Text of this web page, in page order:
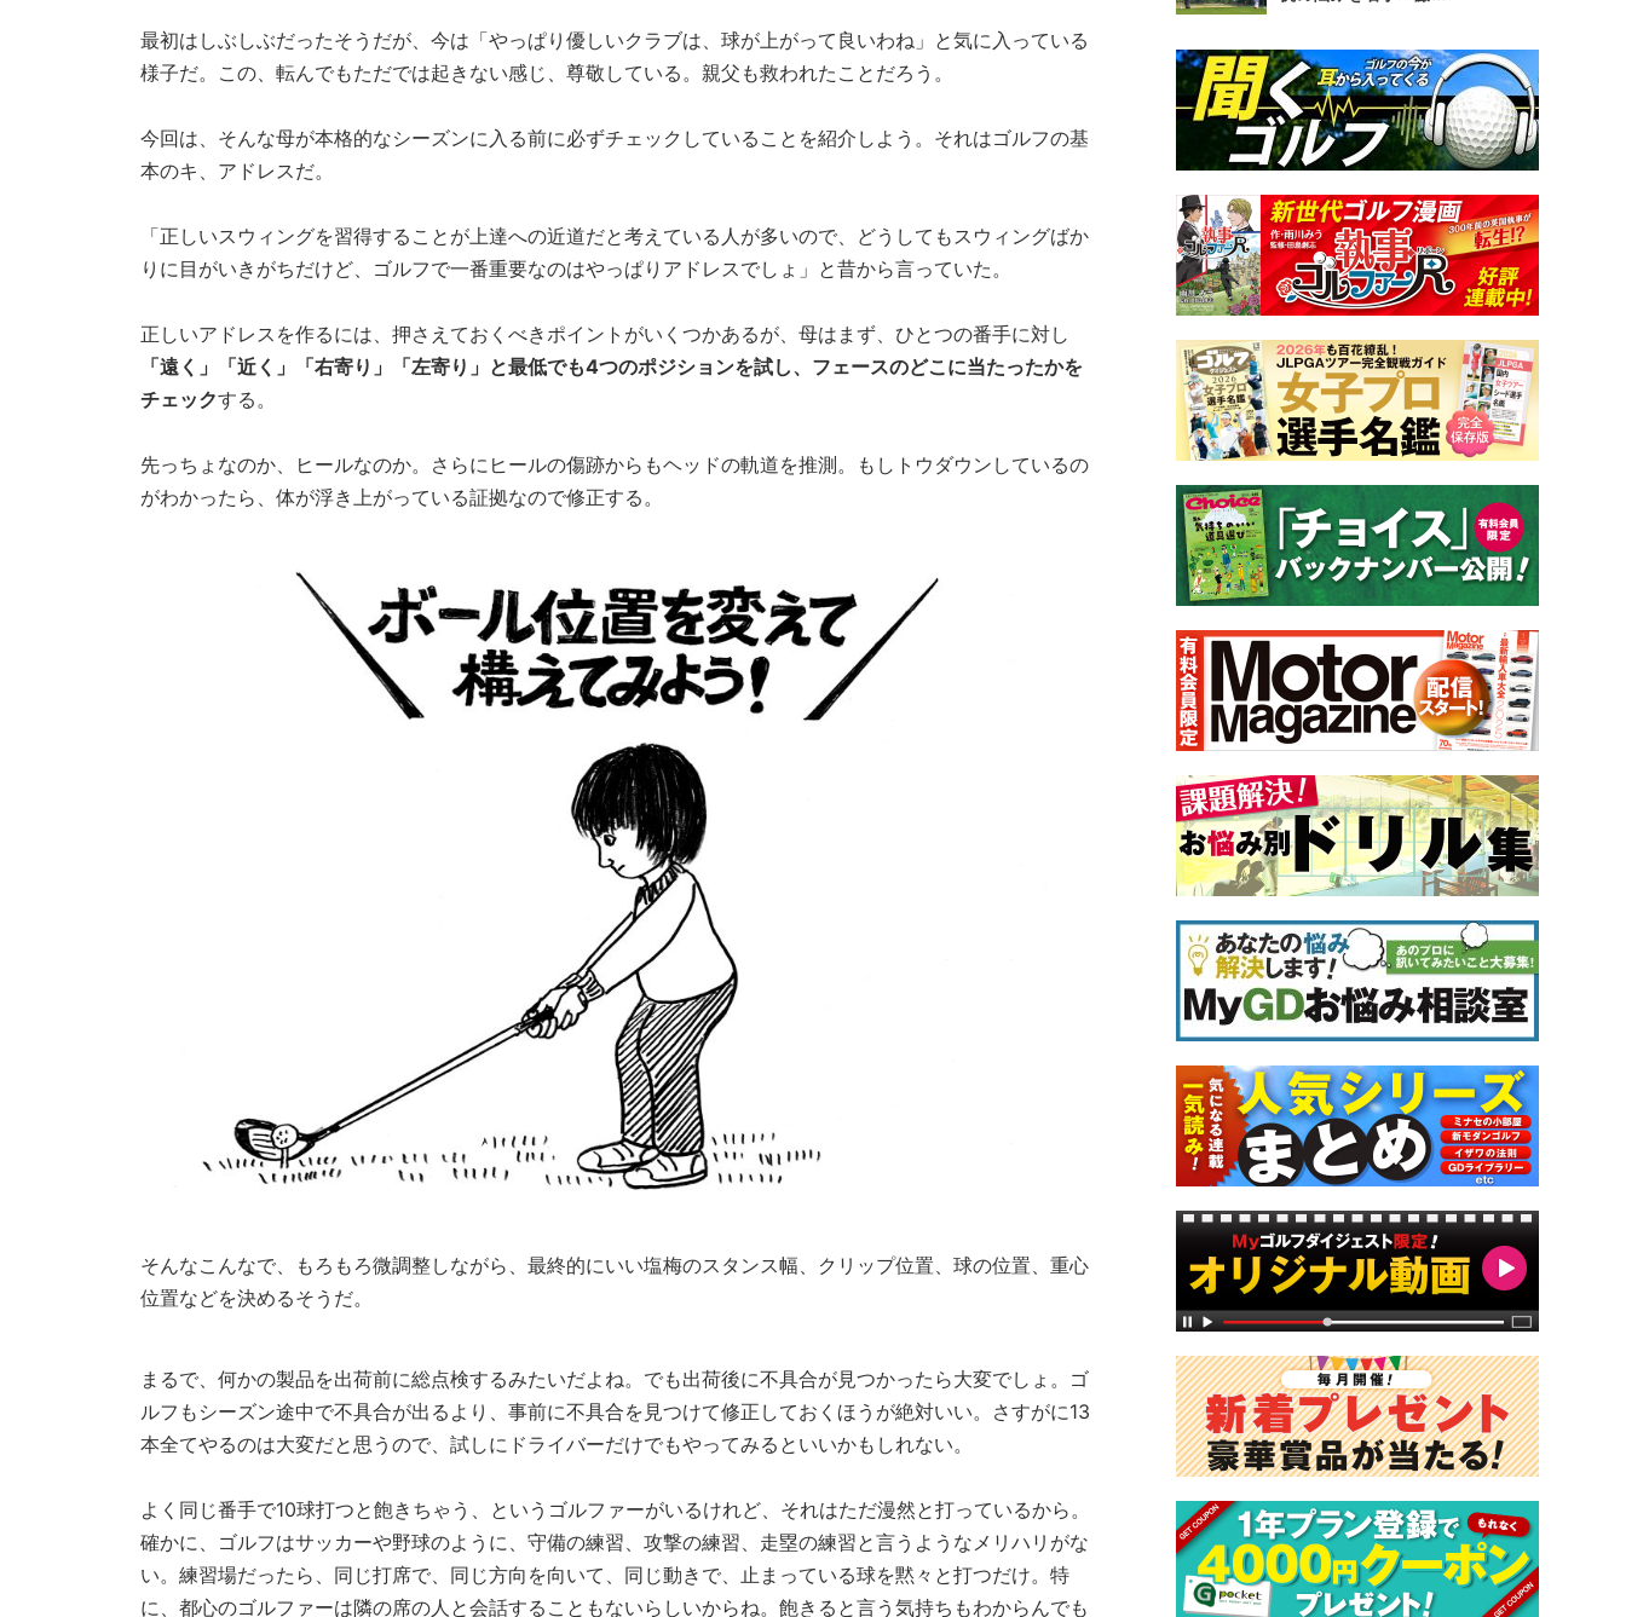
最初はしぶしぶだったそうだが、今は「やっぱり優しいクラブは、球が上がって良いわね」と気に入っている
様子だ。この、転んでもただでは起きない感じ、尊敬している。親父も救われたことだろう。
今回は、そんな母が本格的なシーズンに入る前に必ずチェックしていることを紹介しよう。それはゴルフの基
本のキ、アドレスだ。
「正しいスウィングを習得することが上達への近道だと考えている人が多いので、どうしてもスウィングばか
りに目がいきがちだけど、ゴルフで一番重要なのはやっぱりアドレスでしょ」と昔から言っていた。
正しいアドレスを作るには、押さえておくべきポイントがいくつかあるが、母はまず、ひとつの番手に対し
「遠く」「近く」「右寄り」「左寄り」と最低でも4つのポジションを試し、フェースのどこに当たったかを
チェックする。
先っちょなのか、ヒールなのか。さらにヒールの傷跡からもヘッドの軌道を推測。もしトウダウンしているの
がわかったら、体が浮き上がっている証拠なので修正する。
そんなこんなで、もろもろ微調整しながら、最終的にいい塩梅のスタンス幅、クリップ位置、球の位置、重心
位置などを決めるそうだ。
まるで、何かの製品を出荷前に総点検するみたいだよね。でも出荷後に不具合が見つかったら大変でしょ。ゴ
ルフもシーズン途中で不具合が出るより、事前に不具合を見つけて修正しておくほうが絶対いい。さすがに13
本全てやるのは大変だと思うので、試しにドライバーだけでもやってみるといいかもしれない。
よく同じ番手で10球打つと飽きちゃう、というゴルファーがいるけれど、それはただ漫然と打っているから。
確かに、ゴルフはサッカーや野球のように、守備の練習、攻撃の練習、走塁の練習と言うようなメリハリがな
い。練習場だったら、同じ打席で、同じ方向を向いて、同じ動きで、止まっている球を黙々と打つだけ。特
に、都心のゴルファーは隣の席の人と会話することもないらしいからね。飽きると言う気持ちもわからんでも